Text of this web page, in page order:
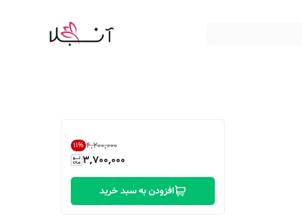
۴٬۲۰۰٬۰۰۰ 11%
3,700,000
افزودن به سبد خرید